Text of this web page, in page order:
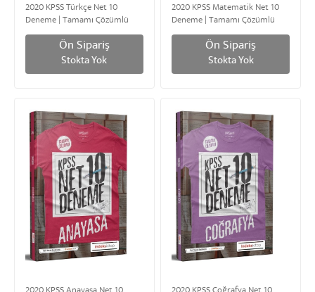
2020 KPSS Türkçe Net 10
Deneme | Tamamı Çözümlü
Ön Sipariş
Stokta Yok
2020 KPSS Matematik Net 10
Deneme | Tamamı Çözümlü
Ön Sipariş
Stokta Yok